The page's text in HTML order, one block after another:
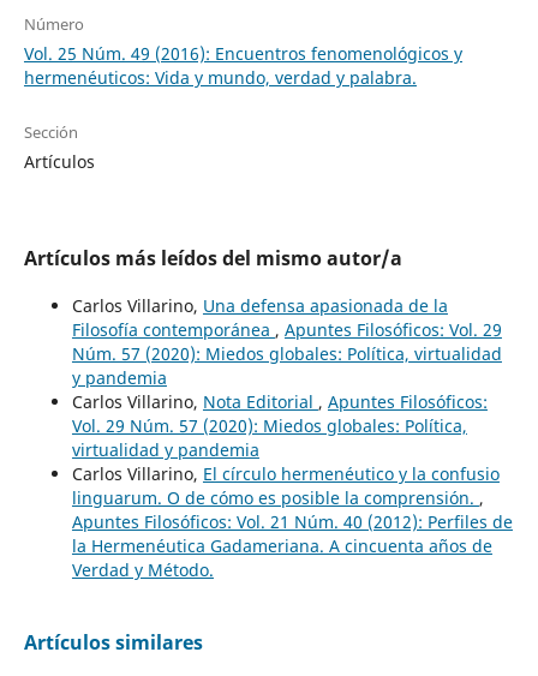
Número
Vol. 25 Núm. 49 (2016): Encuentros fenomenológicos y
hermenéuticos: Vida y mundo, verdad y palabra.
Sección
Artículos
Artículos más leídos del mismo autor/a
Carlos Villarino, Una defensa apasionada de la
Filosofía contemporánea , Apuntes Filosóficos: Vol. 29
Núm. 57 (2020): Miedos globales: Política, virtualidad
y pandemia
Carlos Villarino, Nota Editorial , Apuntes Filosóficos:
Vol. 29 Núm. 57 (2020): Miedos globales: Política,
virtualidad y pandemia
Carlos Villarino, El círculo hermenéutico y la confusio
linguarum. O de cómo es posible la comprensión. ,
Apuntes Filosóficos: Vol. 21 Núm. 40 (2012): Perfiles de
la Hermenéutica Gadameriana. A cincuenta años de
Verdad y Método.
Artículos similares